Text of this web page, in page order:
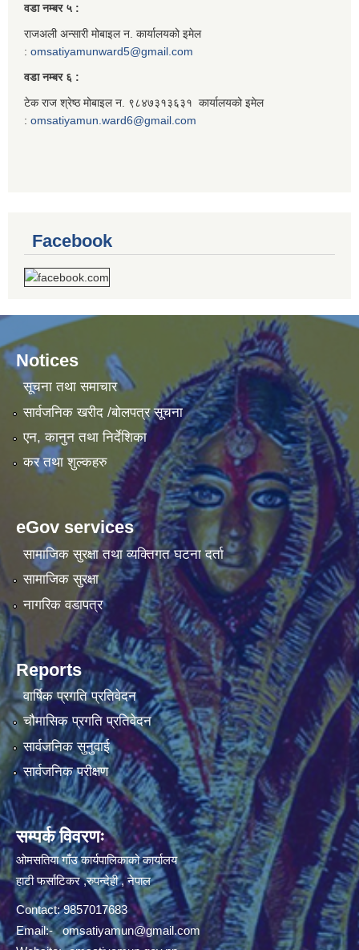
वडा नम्बर ५ :
राजअली अन्सारी मोबाइल न. कार्यालयको इमेल
: omsatiyamunward5@gmail.com
वडा नम्बर ६ :
टेक राज श्रेष्ठ मोबाइल न. ९८४७३१३६३१ कार्यालयको इमेल
: omsatiyamun.ward6@gmail.com
Facebook
Notices
सूचना तथा समाचार
सार्वजनिक खरीद /बोलपत्र सूचना
एन, कानुन तथा निर्देशिका
कर तथा शुल्कहरु
eGov services
सामाजिक सुरक्षा तथा व्यक्तिगत घटना दर्ता
सामाजिक सुरक्षा
नागरिक वडापत्र
Reports
वार्षिक प्रगति प्रतिवेदन
चौमासिक प्रगति प्रतिवेदन
सार्वजनिक सुनुवाई
सार्वजनिक परीक्षण
सम्पर्क विवरणः
ओमसतिया गाँउ कार्यपालिकाको कार्यालय
हाटी फर्साटिकर ,रुपन्देही , नेपाल
Contact: 9857017683
Email:-omsatiyamun@gmail.com